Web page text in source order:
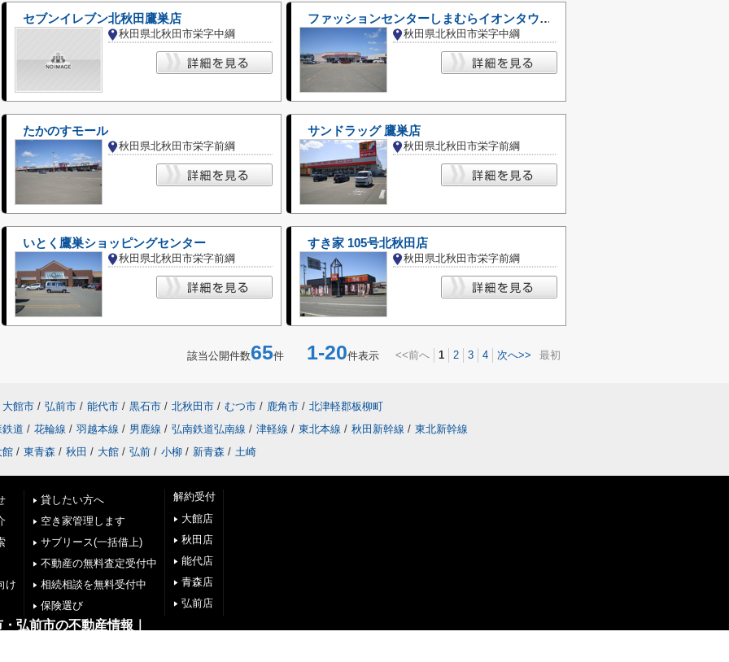
セブンイレブン北秋田鷹巣店
秋田県北秋田市栄字中綱
ファッションセンターしまむらイオンタウンたかのす店
秋田県北秋田市栄字中綱
たかのすモール
秋田県北秋田市栄字前綱
サンドラッグ 鷹巣店
秋田県北秋田市栄字前綱
いとく鷹巣ショッピングセンター
秋田県北秋田市栄字前綱
すき家 105号北秋田店
秋田県北秋田市栄字前綱
該当公開件数65件 1-20件表示 <<前へ 1 2 3 4 次へ>> 最初
大館市 / 弘前市 / 能代市 / 黒石市 / 北秋田市 / むつ市 / 鹿角市 / 北津軽郡板柳町
道 / 花輪線 / 羽越本線 / 男鹿線 / 弘南鉄道弘南線 / 津軽線 / 東北本線 / 秋田新幹線 / 東北新幹線
館 / 東青森 / 秋田 / 大館 / 弘前 / 小柳 / 新青森 / 土崎
け
貸したい方へ
空き家管理します
サブリース(一括借上)
不動産の無料査定受付中
相続相談を無料受付中
保険選び
解約受付
大館店
秋田店
能代店
青森店
弘前店
弘前市の不動産情報｜